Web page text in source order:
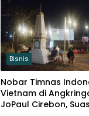
Bisnis
Nobar Timnas
Vietnam di
JoPaul Cirebon,